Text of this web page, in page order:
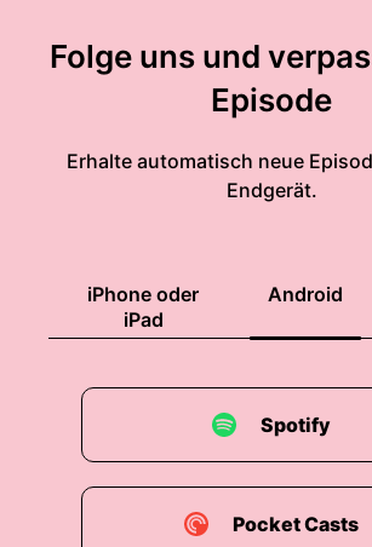
Folge uns und
Episode
Erhalte automatisch neue
Endgerät.
iPhone oder
iPad
Android
Spotify
Pocket Casts